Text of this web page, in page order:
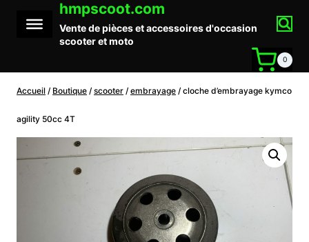
contenu
hmpscoot.com
Vente de pièces et accessoires d'occasion
scooter et moto
0
Accueil / Boutique / scooter / embrayage / cloche d’embrayage kymco
agility 50cc 4T